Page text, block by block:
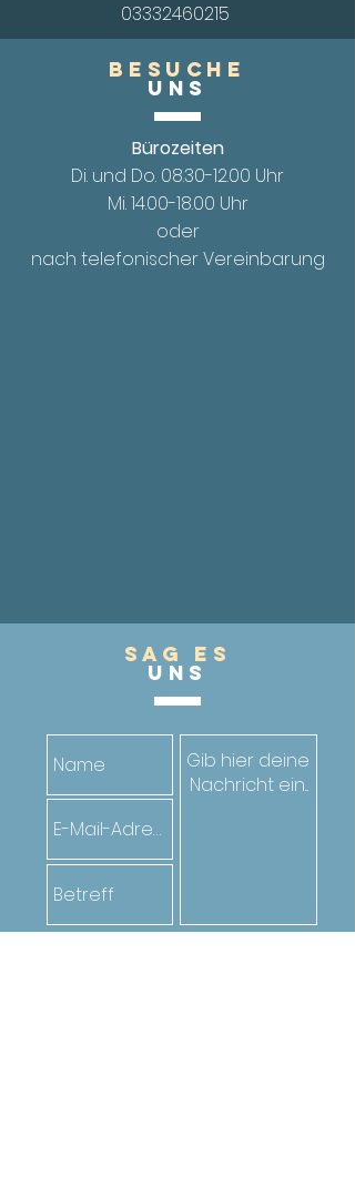
03332460215
Besuche
UnS
Bürozeiten
Di. und Do. 08.30-12.00 Uhr
Mi. 14.00-18.00 Uhr
oder
nach telefonischer Vereinbarung
Sag es
UnS